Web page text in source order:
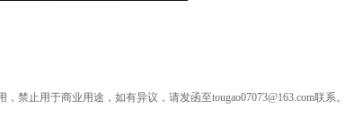
禁止用于商业用途，如有异议，请发函至tougao07073@163.com联系。